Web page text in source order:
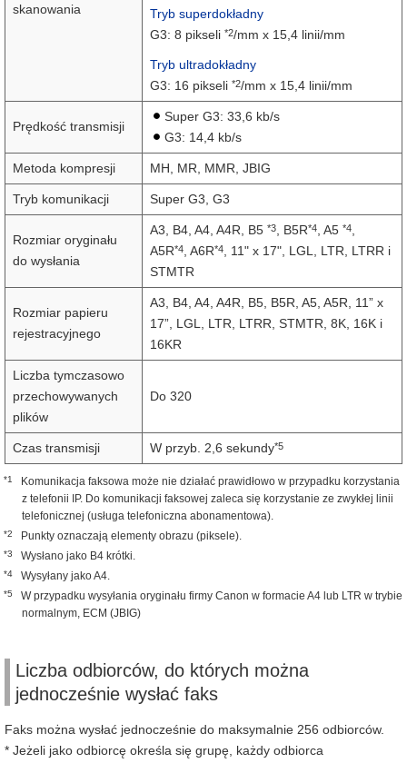
skanowania
Tryb superdokładny
G3: 8 pikseli *2/mm x 15,4 linii/mm
Tryb ultradokładny
G3: 16 pikseli *2/mm x 15,4 linii/mm
Prędkość transmisji
Super G3: 33,6 kb/s
G3: 14,4 kb/s
Metoda kompresji MH, MR, MMR, JBIG
Tryb komunikacji Super G3, G3
Rozmiar oryginału
do wysłania
A3, B4, A4, A4R, B5 *3 , B5R*4 , A5 *4
A5R*4 , A6R*4
, 11" x 17", LGL, LTR, LTRR i
STMTR
Rozmiar papieru
rejestracyjnego
A3, B4, A4, A4R, B5, B5R, A5, A5R, 11” x
17”, LGL, LTR, LTRR, STMTR, 8K, 16K i
16KR
Liczba tymczasowo
przechowywanych
plików
Do 320
Czas transmisji W przyb. 2,6 sekundy*5
*1
Komunikacja faksowa może nie działać prawidłowo w przypadku korzystania
z telefonii IP. Do komunikacji faksowej zaleca się korzystanie ze zwykłej linii
telefonicznej (usługa telefoniczna abonamentowa).
*2 Punkty oznaczają elementy obrazu (piksele).
*3 Wysłano jako B4 krótki.
*4 Wysyłany jako A4.
*5
W przypadku wysyłania oryginału firmy Canon w formacie A4 lub LTR w trybie
normalnym, ECM (JBIG)
Liczba odbiorców, do których można
jednocześnie wysłać faks
Faks można wysłać jednocześnie do maksymalnie 256 odbiorców.
* Jeżeli jako odbiorcę określa się grupę, każdy odbiorca